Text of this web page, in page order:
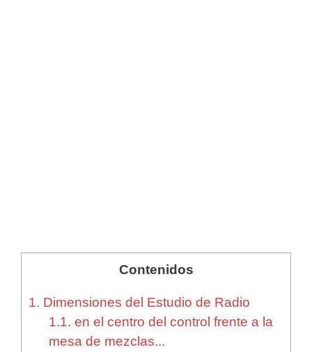
Contenidos
1. Dimensiones del Estudio de Radio
1.1. en el centro del control frente a la
mesa de mezclas...